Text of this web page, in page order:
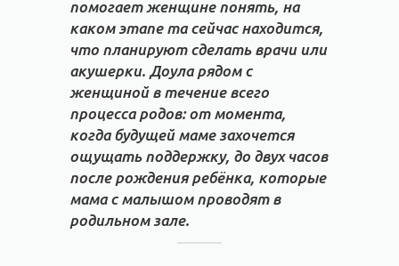
помогает женщине понять, на
каком этапе та сейчас находится,
что планируют сделать врачи или
акушерки. Доула рядом с
женщиной в течение всего
процесса родов: от момента,
когда будущей маме захочется
ощущать поддержку, до двух часов
после рождения ребёнка, которые
мама с малышом проводят в
родильном зале.